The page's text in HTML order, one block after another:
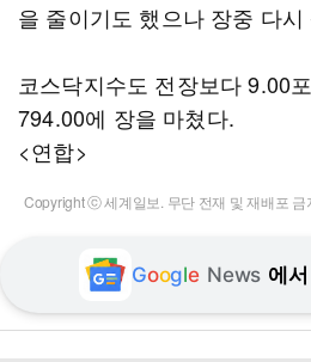
을 줄이기도 했으나 장중 다
코스닥지수도 전장보다 9.00
794.00에 장을 마쳤다.
<연합>
Copyright ⓒ 세계일보. 무단 전재 및 재배포 금
Google News 에